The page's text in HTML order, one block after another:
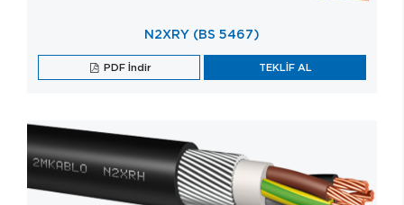
N2XRY (BS 5467)
PDF İndir TEKLİF AL